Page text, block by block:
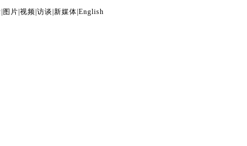
图片 视频 访谈 新媒体 English